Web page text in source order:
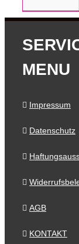
MENU
Impressum
Datenschutz
AGB
KONTAKT